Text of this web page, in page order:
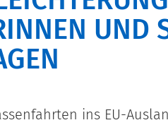
UND
ins EU-